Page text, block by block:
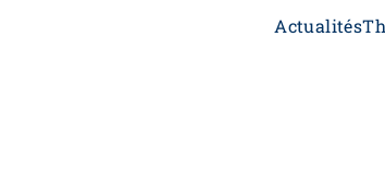
Aller au
Actualités